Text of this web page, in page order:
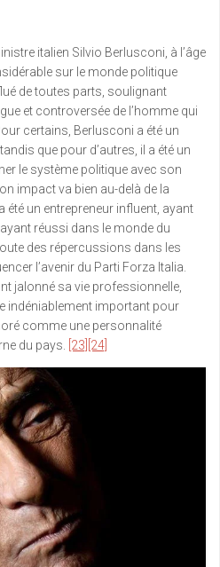
italien Silvio Berlusconi, à l’âge
sur le monde politique
de toutes parts, soulignant
et controversée de l’homme qui
certains, Berlusconi a été un
que pour d’autres, il a été un
le système politique avec son
impact va bien au-delà de la
été un entrepreneur influent, ayant
réussi dans le monde du
des répercussions dans les
l’avenir du Parti Forza Italia.
jalonné sa vie professionnelle,
indéniablement important pour
comme une personnalité
du pays.
[23] [24]